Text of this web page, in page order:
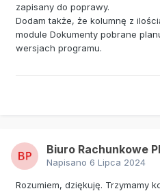
zapisany do poprawy.
Dodam także, że kolumnę z
module Dokumenty pobrane
wersjach programu.
Biuro Rachunkowe
Napisano 6 Lipca 2024
Rozumiem, dziękuję. Trzymamy